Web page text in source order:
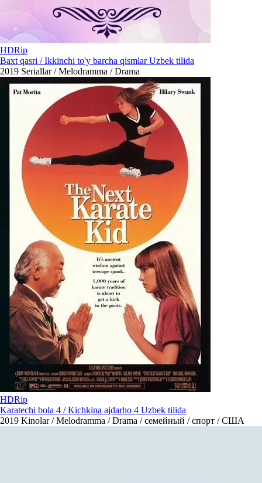
HDRip
Baxt qasri / Ikkinchi to'y barcha qismlar Uzbek tilida
2019 Seriallar / Melodramma / Drama
HDRip
Karatechi bola 4 / Kichkina ajdarho 4 Uzbek tilida
2019 Kinolar / Melodramma / Drama / семейный / спорт / США